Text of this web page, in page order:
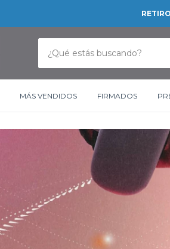
MÁS VENDIDOS FIRMADOS